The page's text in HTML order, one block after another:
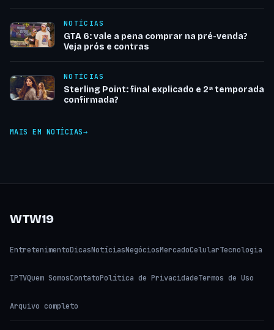
NOTÍCIAS
GTA 6: vale a pena comprar na pré-venda?
Veja prós e contras
NOTÍCIAS
Sterling Point: final explicado e 2ª temporada
confirmada?
MAIS EM NOTÍCIAS
WTW19
EntretenimentoDicasNotíciasNegóciosMercadoCelularTecnologia
IPTVQuem SomosContatoPolítica de PrivacidadeTermos de Uso
Arquivo completo